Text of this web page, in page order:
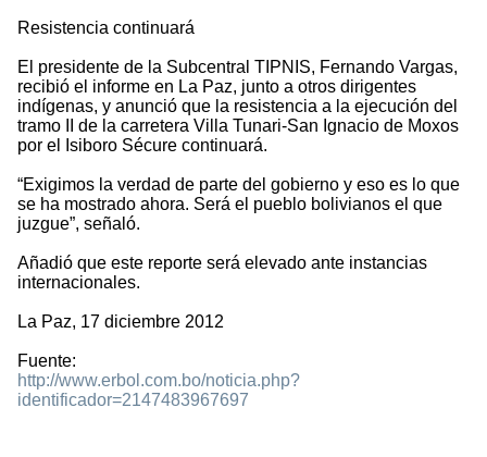
Resistencia continuará
El presidente de la Subcentral TIPNIS, Fernando Vargas,
recibió el informe en La Paz, junto a otros dirigentes
indígenas, y anunció que la resistencia a la ejecución del
tramo II de la carretera Villa Tunari-San Ignacio de Moxos
por el Isiboro Sécure continuará.
“Exigimos la verdad de parte del gobierno y eso es lo que
se ha mostrado ahora. Será el pueblo bolivianos el que
juzgue”, señaló.
Añadió que este reporte será elevado ante instancias
internacionales.
La Paz, 17 diciembre 2012
Fuente:
http://www.erbol.com.bo/noticia.php?
identificador=2147483967697